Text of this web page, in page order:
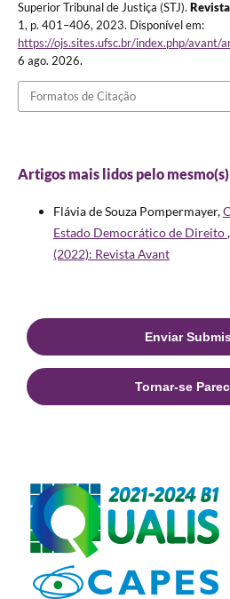
Superior Tribunal de Justiça (STJ).
1, p. 401–406, 2023. Disponível em:
https://ojs.sites.ufsc.br/index.php/
6 ago. 2026.
Formatos de Citação
Artigos mais lidos pelo
Flávia de Souza Pompermayer,
Estado Democrático de Direito,
(2022): Revista Avant
Enviar
Tornar-se